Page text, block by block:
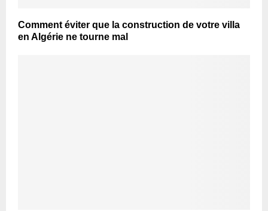
Comment éviter que la construction de votre villa
en Algérie ne tourne mal